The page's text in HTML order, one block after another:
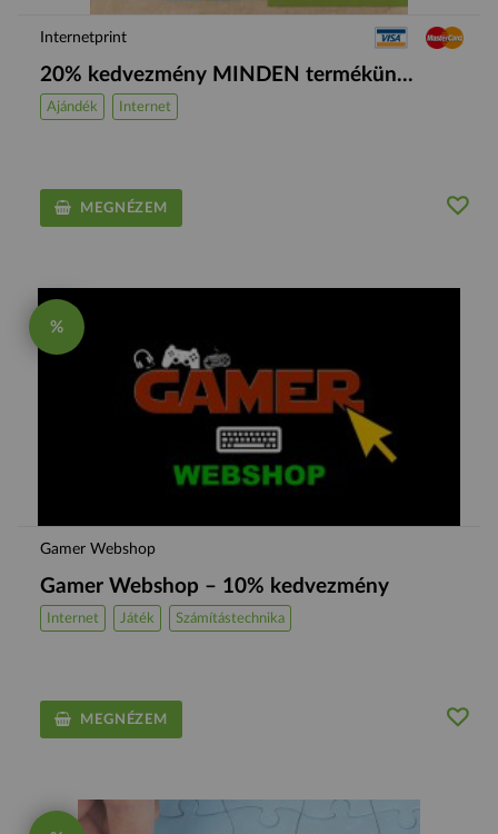
Internetprint
20% kedvezmény MINDEN termékün...
Ajándék Internet
MEGNÉZEM
%
Gamer Webshop
Gamer Webshop – 10% kedvezmény
Internet Játék Számítástechnika
MEGNÉZEM